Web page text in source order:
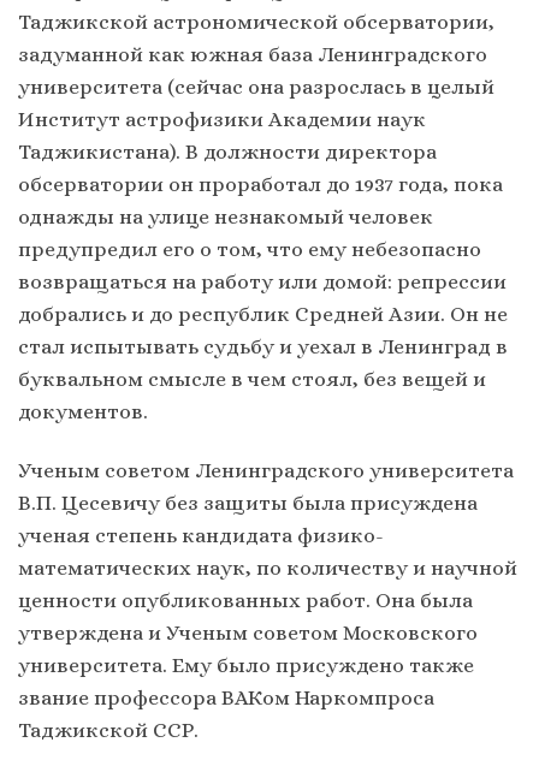
Таджикской астрономической обсерватории,
задуманной как южная база Ленинградского
университета (сейчас она разрослась в целый
Институт астрофизики Академии наук
Таджикистана). В должности директора
обсерватории он проработал до 1937 года, пока
однажды на улице незнакомый человек
предупредил его о том, что ему небезопасно
возвращаться на работу или домой: репрессии
добрались и до республик Средней Азии. Он не
стал испытывать судьбу и уехал в Ленинград в
буквальном смысле в чем стоял, без вещей и
документов.
Ученым советом Ленинградского университета
В.П. Цесевичу без защиты была присуждена
ученая степень кандидата физико-
математических наук, по количеству и научной
ценности опубликованных работ. Она была
утверждена и Ученым советом Московского
университета. Ему было присуждено также
звание профессора ВАКом Наркомпроса
Таджикской ССР.